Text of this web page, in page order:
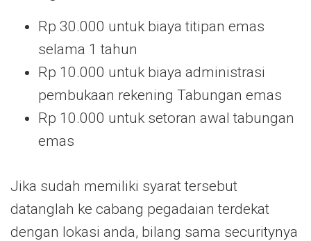
Rp 30.000 untuk biaya titipan emas
selama 1 tahun
Rp 10.000 untuk biaya administrasi
pembukaan rekening Tabungan emas
Rp 10.000 untuk setoran awal tabungan
emas
Jika sudah memiliki syarat tersebut
datanglah ke cabang pegadaian terdekat
dengan lokasi anda, bilang sama securitynya